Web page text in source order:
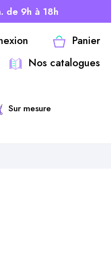
de 9h à 18h
Panier
Nos catalogues
Sur mesure